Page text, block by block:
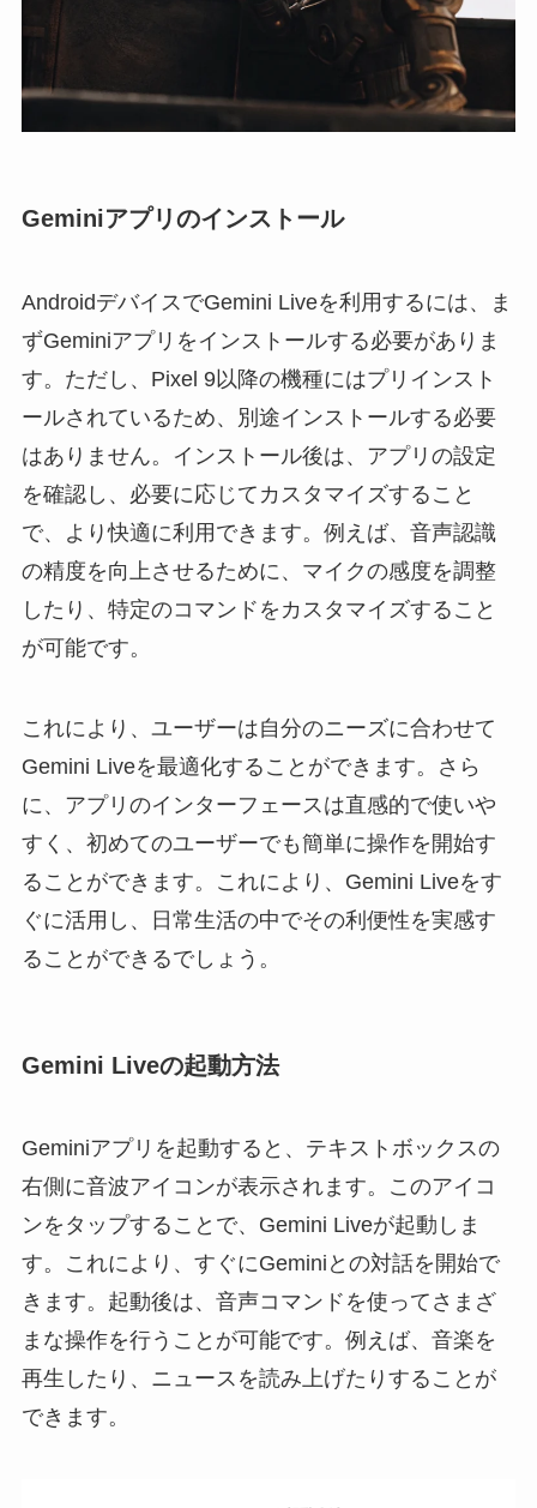
Geminiアプリのインストール
AndroidデバイスでGemini Liveを利用するには、ま
ずGeminiアプリをインストールする必要がありま
す。ただし、Pixel 9以降の機種にはプリインスト
ールされているため、別途インストールする必要
はありません。インストール後は、アプリの設定
を確認し、必要に応じてカスタマイズすること
で、より快適に利用できます。例えば、音声認識
の精度を向上させるために、マイクの感度を調整
したり、特定のコマンドをカスタマイズすること
が可能です。
これにより、ユーザーは自分のニーズに合わせて
Gemini Liveを最適化することができます。さら
に、アプリのインターフェースは直感的で使いや
すく、初めてのユーザーでも簡単に操作を開始す
ることができます。これにより、Gemini Liveをす
ぐに活用し、日常生活の中でその利便性を実感す
ることができるでしょう。
Gemini Liveの起動方法
Geminiアプリを起動すると、テキストボックスの
右側に音波アイコンが表示されます。このアイコ
ンをタップすることで、Gemini Liveが起動しま
す。これにより、すぐにGeminiとの対話を開始で
きます。起動後は、音声コマンドを使ってさまざ
まな操作を行うことが可能です。例えば、音楽を
再生したり、ニュースを読み上げたりすることが
できます。